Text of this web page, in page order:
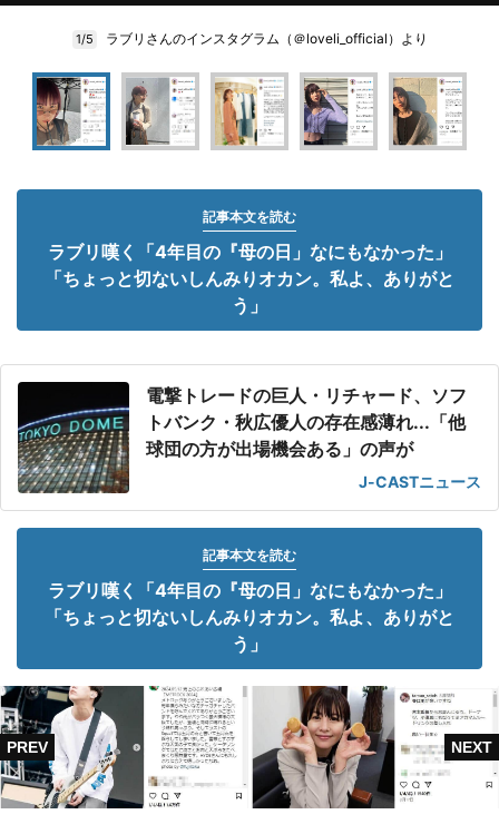
1/5 ラブリさんのインスタグラム（＠loveli_official）より
記事本文を読む
ラブリ嘆く「4年目の『母の日」なにもなかった」
「ちょっと切ないしんみりオカン。私よ、ありがと
う」
電撃トレードの巨人・リチャード、ソフ
トバンク・秋広優人の存在感薄れ...「他
球団の方が出場機会ある」の声が
J-CASTニュース
記事本文を読む
ラブリ嘆く「4年目の『母の日」なにもなかった」
「ちょっと切ないしんみりオカン。私よ、ありがと
う」